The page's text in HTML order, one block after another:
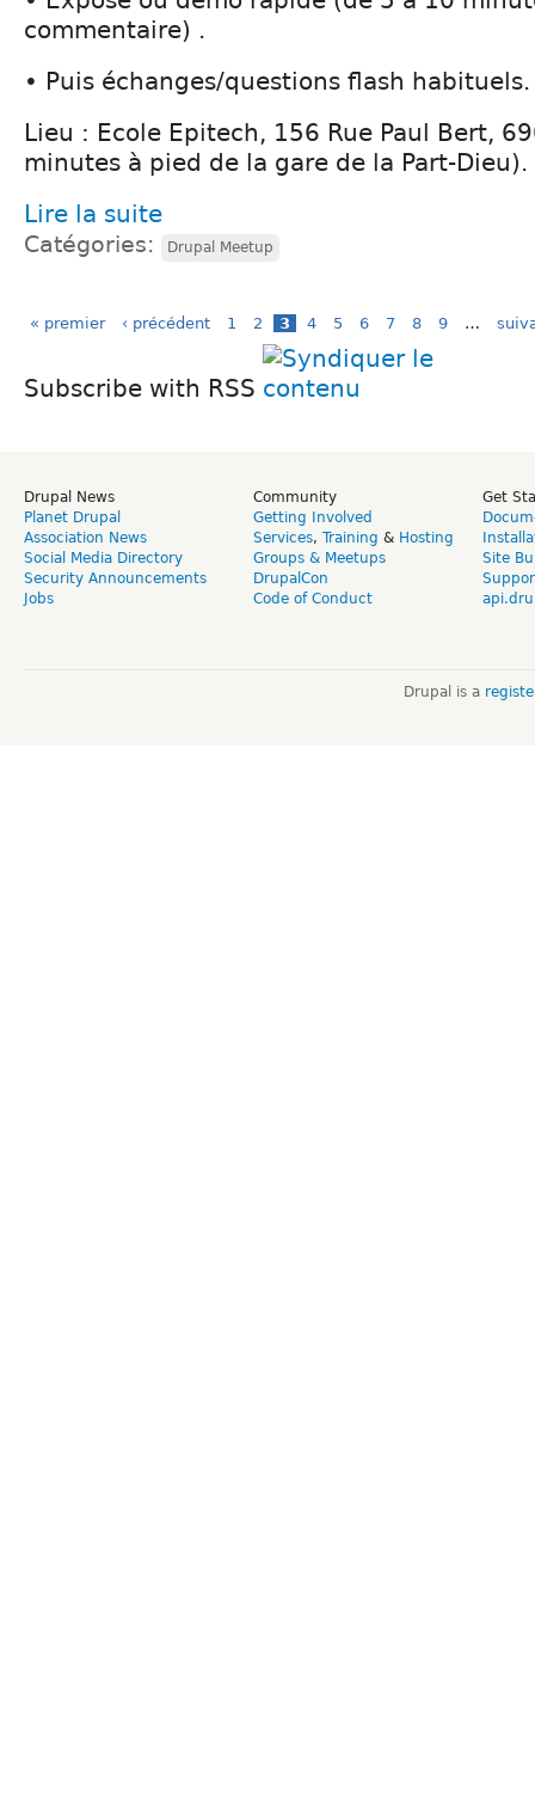
commentaire) .
• Puis échanges/questions flash habituels.
Lieu : Ecole Epitech, 156 Rue Paul Bert,
minutes à pied de la gare de la Part-Dieu).
Lire la suite
Catégories: Drupal Meetup
« premier ‹ précédent 1 2 3 4 5 6 7 8 9 …
Subscribe with RSS
Drupal News
Planet Drupal
Association News
Social Media Directory
Security Announcements
Jobs
Community
Getting Involved
Services, Training & Hosting
Groups & Meetups
DrupalCon
Code of Conduct
Get
Site
Drupal is a